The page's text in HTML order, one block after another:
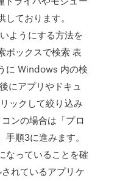
ております。
ようにする方法を
ボックスで検索 表
に Windows 内の検
にアプリやドキュ
ックして絞り込み
ンの場合は「プロ
順3に進みます。
なっていることを確
れているアプリケ